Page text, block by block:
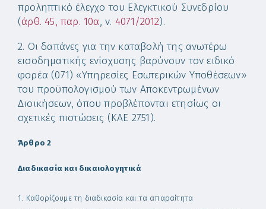
προληπτικό έλεγχο του Ελεγκτικού Συνεδρίου
(άρθ. 45, παρ. 10α, ν. 4071/2012).
2. Οι δαπάνες για την καταβολή της ανωτέρω
εισοδηματικής ενίσχυσης βαρύνουν τον ειδικό
φορέα (071) «Υπηρεσίες Εσωτερικών Υποθέσεων»
του προϋπολογισμού των Αποκεντρωμένων
Διοικήσεων, όπου προβλέπονται ετησίως οι
σχετικές πιστώσεις (ΚΑΕ 2751).
Άρθρο 2
Διαδικασία και δικαιολογητικά
1. Καθορίζουμε τη διαδικασία και τα απαραίτητα